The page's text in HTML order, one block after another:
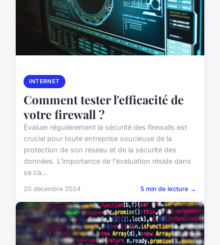
INTERNET
Comment tester l'efficacité de
votre firewall ?
Évaluer régulièrement la sécurité des firewalls est
crucial pour toute entreprise soucieuse de la
protection de son réseau et de la sécurité des
données. L'importance de l'évaluation réside dans
sa ca...
20 décembre 2024 5 min de lecture →